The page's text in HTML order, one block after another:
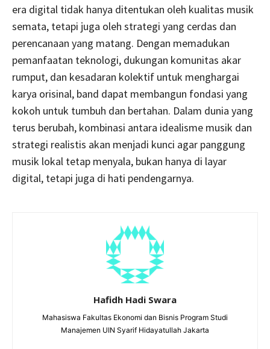
era digital tidak hanya ditentukan oleh kualitas musik
semata, tetapi juga oleh strategi yang cerdas dan
perencanaan yang matang. Dengan memadukan
pemanfaatan teknologi, dukungan komunitas akar
rumput, dan kesadaran kolektif untuk menghargai
karya orisinal, band dapat membangun fondasi yang
kokoh untuk tumbuh dan bertahan. Dalam dunia yang
terus berubah, kombinasi antara idealisme musik dan
strategi realistis akan menjadi kunci agar panggung
musik lokal tetap menyala, bukan hanya di layar
digital, tetapi juga di hati pendengarnya.
Hafidh Hadi Swara
Mahasiswa Fakultas Ekonomi dan Bisnis Program Studi
Manajemen UIN Syarif Hidayatullah Jakarta